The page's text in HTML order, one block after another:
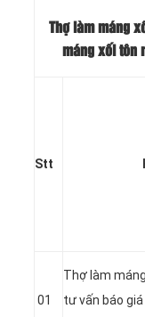
Thợ làm máng
máng xối tôn
Stt
01
Thợ làm
tư vấn báo